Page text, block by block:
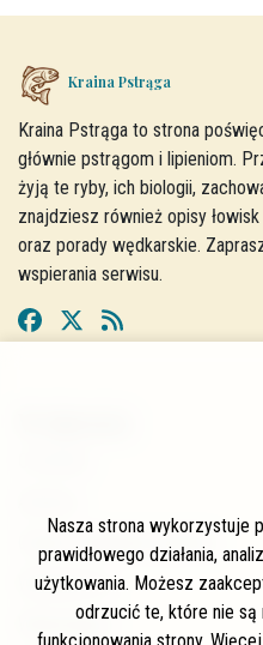
Kraina Pstrąga
Kraina Pstrąga to strona
głównie pstrągom i lipieniom.
żyją te ryby, ich biologii,
znajdziesz również opisy
oraz porady wędkarskie.
wspierania serwisu.
Często zadawane pytania
Współpraca
Wspierający
Nasza strona wykorzystuje
prawidłowego działania,
użytkowania. Możesz
odrzucić te, które nie są
funkcjonowania strony.